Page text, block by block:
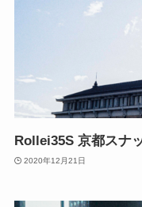
Rollei35S 京都スナ
2020年12月21日